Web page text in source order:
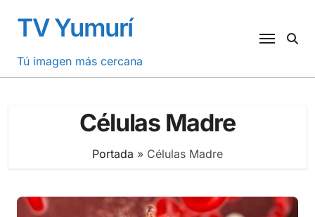
contenido
TV Yumurí
Tú imagen más cercana
Células Madre
Portada » Células Madre